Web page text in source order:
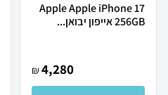
Apple Apple iPhone 17
256GB אייפון יבואן...
4,280
₪